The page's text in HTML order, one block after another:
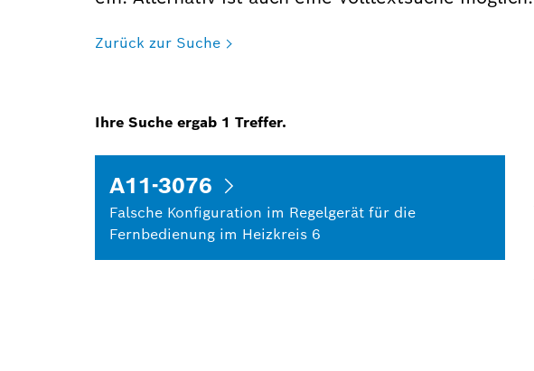
Zurück zur Suche
Ihre Suche ergab 1 Treffer.
A11-3076
Falsche Konfiguration im Regelgerät für die
Fernbedienung im Heizkreis 6